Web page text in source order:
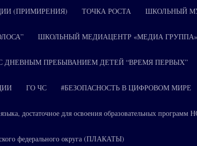
(ПРИМИРЕНИЯ) ТОЧКА РОСТА ШКОЛЬНЫЙ
ШКОЛЬНЫЙ МЕДИАЦЕНТР «МЕДИА ГРУППА»
ДНЕВНЫМ ПРЕБЫВАНИЕМ ДЕТЕЙ “ВРЕМЯ ПЕРВЫХ”
ГО ЧС #БЕЗОПАСНОСТЬ В ЦИФРОВОМ МИРЕ
языка, достаточное для освоения образовательных
федерального округа (ПЛАКАТЫ)